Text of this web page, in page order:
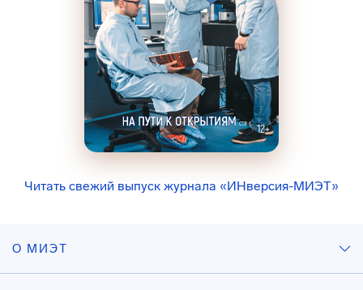
Читать свежий выпуск журнала «ИНверсия-МИЭТ»
О МИЭТ